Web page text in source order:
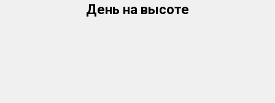
День на высоте